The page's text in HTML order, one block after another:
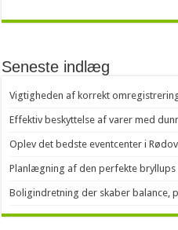
Seneste indlæg
Vigtigheden af korrekt
Effektiv beskyttelse af varer med
Oplev det bedste eventcenter i
Planlægning af den perfekte
Boligindretning der skaber balance,